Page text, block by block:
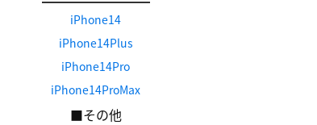
iPhone14
iPhone14Plus
iPhone14Pro
iPhone14ProMax
■その他